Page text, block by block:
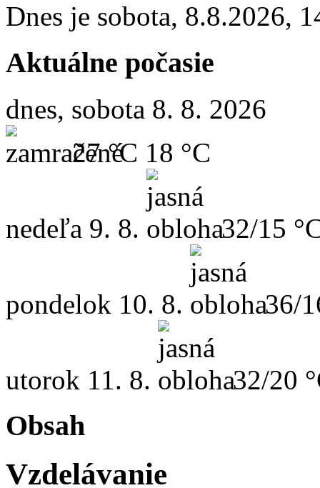
Dnes je sobota, 8.8.2026,
Aktuálne počasie
dnes, sobota 8. 8. 2026
27 °C 18 °C
nedeľa 9. 8. 32/15
pondelok 10. 8. 36/
utorok 11. 8. 32/20
Obsah
Vzdelávanie